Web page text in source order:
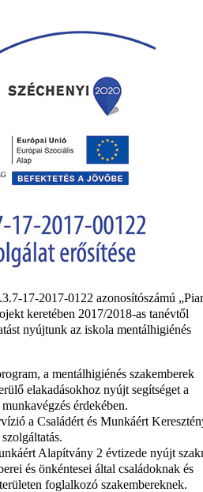
17-2017-0122 azonosítószámú
keretében 2017/2018-as tanévtől
nyújtunk az iskola mentálhigiénés
a mentálhigiénés szakemberek
elakadásokhoz nyújt segítséget a
érdekében.
a Családért és Munkáért
Alapítvány 2 évtizede nyújt
és önkéntesei által családoknak és
foglalkozó szakembereknek.